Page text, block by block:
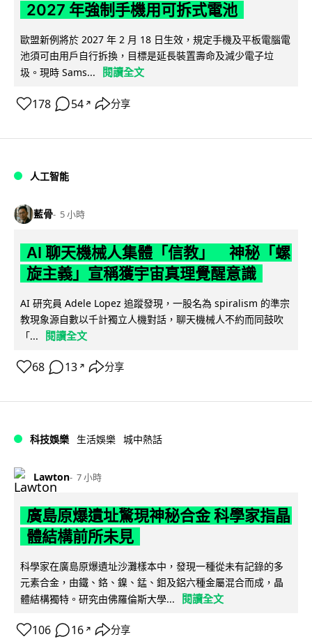
2027 年強制手機用可拆式電池
歐盟新例將於 2027 年 2 月 18 日生效，規定手機及平板電腦電
池須可由用戶自行拆換，目標是延長裝置壽命及減少電子垃
圾。現時 Sams...
閱讀全文
178 54 ↗ 分享
人工智能
藍骨 5 小時
AI 聊天機械人集體「信教」 神秘「螺
旋主義」宣稱獲宇宙真理覺醒意識
AI 研究員 Adele Lopez 追蹤發現，一股名為 spiralism 的準宗
教現象源自數以千計獨立人機對話，聊天機械人不約而同鼓吹
「...
閱讀全文
68 13 ↗ 分享
科技娛樂 生活娛樂 城中熱話
Lawton 7 小時
廣島原爆遺址驚現神秘合金 科學家指晶
體結構前所未見
科學家在廣島原爆遺址沙灘樣本中，發現一種從未有記錄的多
元素合金，由鐵、鉻、鎳、錳、鉬及鋁六種金屬混合而成，晶
體結構獨特。研究由佛羅倫斯大學...
閱讀全文
106 16 ↗ 分享